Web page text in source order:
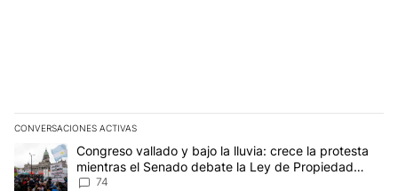
CONVERSACIONES ACTIVAS
Este listado muestra los artículos con más comentarios en los
Un artículo de tendencia con el título "Congreso vallado y bajo
Congreso vallado y bajo la lluvia: crece la protesta
mientras el Senado debate la Ley de Propiedad
Privada
74